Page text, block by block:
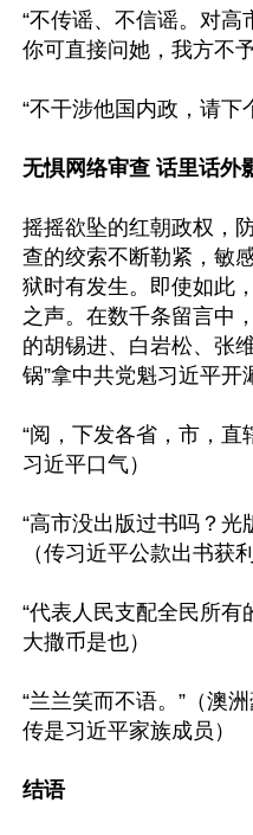
“不传谣、不信谣。对高
你可直接问她，我方不
“不干涉他国内政，请下
无惧网络审查 话里话外
摇摇欲坠的红朝政权，
查的绞索不断勒紧，敏
狱时有发生。即使如此
之声。在数千条留言中
的胡锡进、白岩松、张
锅”拿中共党魁习近平
“阅，下发各省，市，直
习近平口气）
“高市没出版过书吗？光
（传习近平公款出书获
“代表人民支配全民所有
大撒币是也）
“兰兰笑而不语。”（澳
传是习近平家族成员）
结语